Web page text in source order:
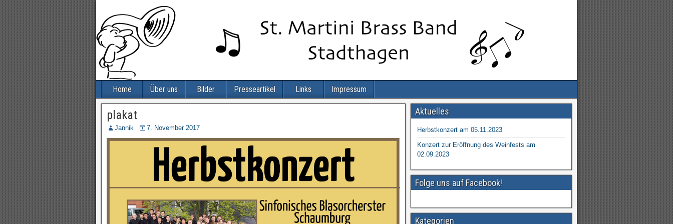
Home Über uns Bilder Presseartikel Links Impressum
plakat
Jannik 7. November 2017
Aktuelles
Herbstkonzert am 05.11.2023
Konzert zur Eröffnung des Weinfests am
02.09.2023
Folge uns auf Facebook!
Kategorien